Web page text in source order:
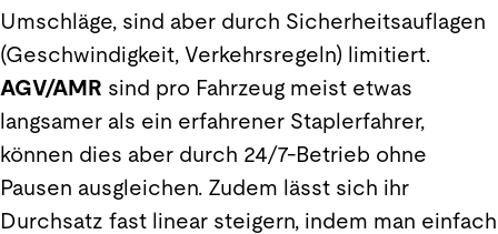
Umschläge, sind aber durch Sicherheitsauflagen
(Geschwindigkeit, Verkehrsregeln) limitiert.
AGV/AMR sind pro Fahrzeug meist etwas
langsamer als ein erfahrener Staplerfahrer,
können dies aber durch 24/7-Betrieb ohne
Pausen ausgleichen. Zudem lässt sich ihr
Durchsatz fast linear steigern, indem man einfach